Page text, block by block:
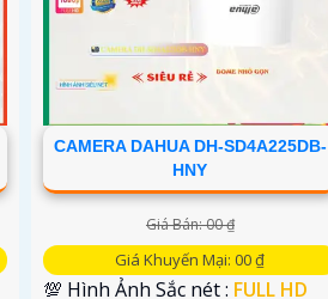
CAMERA DAHUA DH-SD4A225DB-
HNY
Giá Bán: 00 ₫
Giá Khuyến Mại: 00 ₫
💯 Hình Ảnh Sắc nét : FULL HD